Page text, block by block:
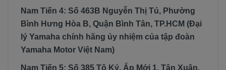
Nam Tiến 4: Số 463B Nguyễn Thị Tú, Phường
Bình Hưng Hòa B, Quận Bình Tân, TP.HCM (Đại
lý Yamaha chính hãng ủy nhiệm của tập đoàn
Yamaha Motor Việt Nam)
Nam Tiến 5: Số 385 Tô Ký, Ấp Mới 1, Tân Xuân,